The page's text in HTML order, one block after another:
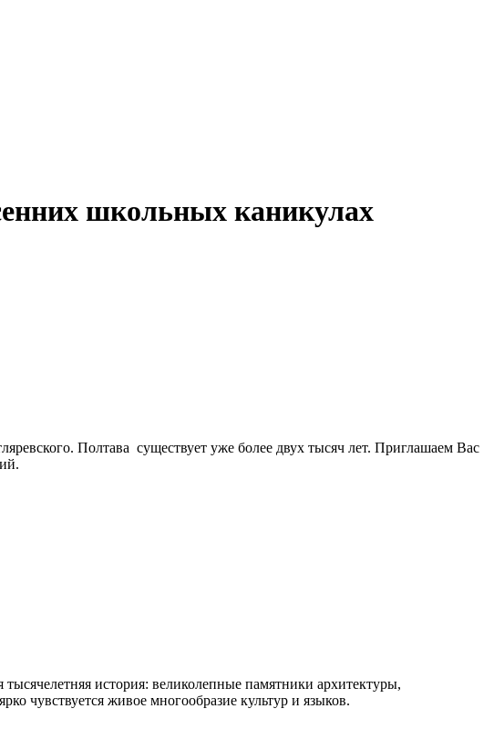
школьных каникулах
Полтава существует уже более двух тысяч лет. Приглашаем Вас
история: великолепные памятники архитектуры,
чувствуется живое многообразие культур и языков.